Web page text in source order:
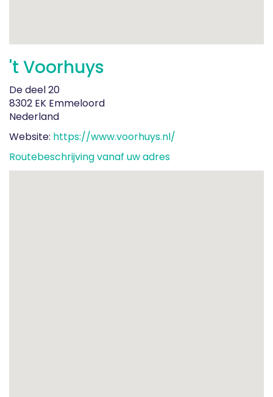
't Voorhuys
De deel 20
8302 EK Emmeloord
Nederland
Website: https://www.voorhuys.nl/
Routebeschrijving vanaf uw adres